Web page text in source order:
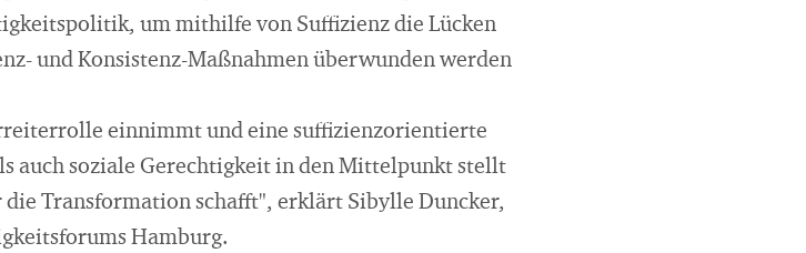
um mithilfe von Suffizienz die Lücken
und Konsistenz-Maßnahmen überwunden werden
einnimmt und eine suffizienzorientierte
auch soziale Gerechtigkeit in den Mittelpunkt stellt
Transformation schafft", erklärt Sibylle Duncker,
Hamburg.